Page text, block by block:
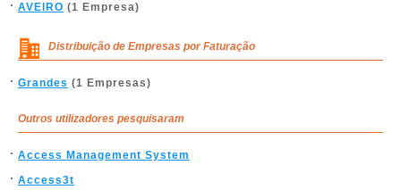
AVEIRO (1 Empresa)
Distribuição de Empresas por Faturação
Grandes (1 Empresas)
Outros utilizadores pesquisaram
Access Management System
Access3t